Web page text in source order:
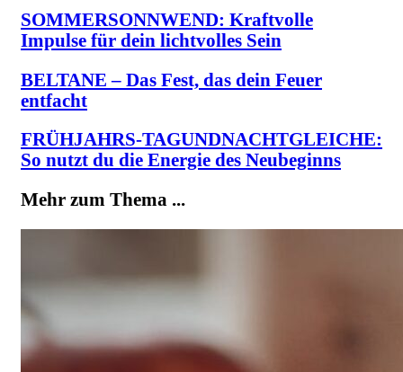
SOMMERSONNWEND: Kraftvolle
Impulse für dein lichtvolles Sein
BELTANE – Das Fest, das dein Feuer
entfacht
FRÜHJAHRS-TAGUNDNACHTGLEICHE:
So nutzt du die Energie des Neubeginns
Mehr zum Thema ...